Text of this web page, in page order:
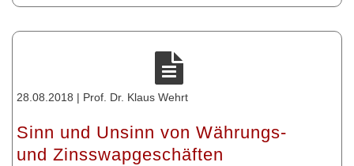
28.08.2018 | Prof. Dr. Klaus Wehrt
Sinn und Unsinn von Währungs-
und Zinsswapgeschäften